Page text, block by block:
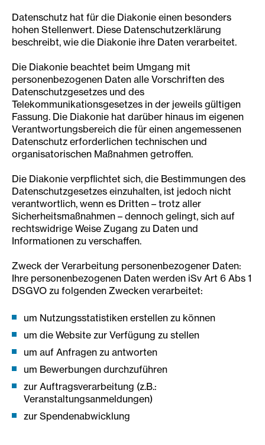
Datenschutz hat für die Diakonie einen besonders
hohen Stellenwert. Diese Datenschutzerklärung
beschreibt, wie die Diakonie ihre Daten verarbeitet.
Die Diakonie beachtet beim Umgang mit
personenbezogenen Daten alle Vorschriften des
Datenschutzgesetzes und des
Telekommunikationsgesetzes in der jeweils gültigen
Fassung. Die Diakonie hat darüber hinaus im eigenen
Verantwortungsbereich die für einen angemessenen
Datenschutz erforderlichen technischen und
organisatorischen Maßnahmen getroffen.
Die Diakonie verpflichtet sich, die Bestimmungen des
Datenschutzgesetzes einzuhalten, ist jedoch nicht
verantwortlich, wenn es Dritten – trotz aller
Sicherheitsmaßnahmen – dennoch gelingt, sich auf
rechtswidrige Weise Zugang zu Daten und
Informationen zu verschaffen.
Zweck der Verarbeitung personenbezogener Daten:
Ihre personenbezogenen Daten werden iSv Art 6 Abs 1
DSGVO zu folgenden Zwecken verarbeitet:
um Nutzungsstatistiken erstellen zu können
um die Website zur Verfügung zu stellen
um auf Anfragen zu antworten
um Bewerbungen durchzuführen
zur Auftragsverarbeitung (z.B.:
Veranstaltungsanmeldungen)
zur Spendenabwicklung